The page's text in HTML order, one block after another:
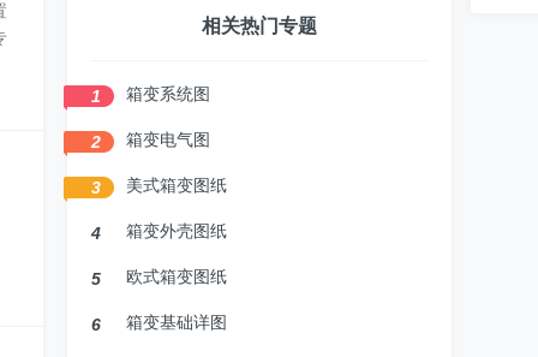
相关热门专题
1 箱变系统图
2 箱变电气图
3 美式箱变图纸
4 箱变外壳图纸
5 欧式箱变图纸
6 箱变基础详图